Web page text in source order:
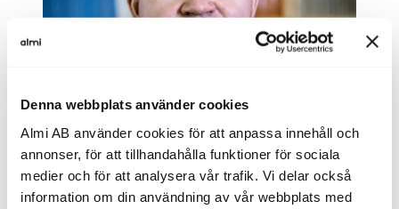
Denna webbplats använder cookies
Almi AB använder cookies för att anpassa innehåll och
annonser, för att tillhandahålla funktioner för sociala
medier och för att analysera vår trafik. Vi delar också
information om din användning av vår webbplats med